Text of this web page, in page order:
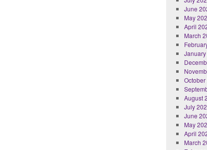
June
May
April
March
October
August
July
June
May
April
March